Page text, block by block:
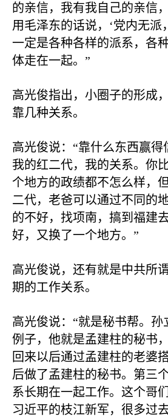
的亲信，我有我自己的亲信
用毛泽东的话说，‘党内无派
一定是各种各样的派系，各
体走在一起。”
高光俊指出，小圈子的形成
靠几种关系。
高光俊说：“靠什么东西赢得
我的红二代，我的关系。你
个地方的政绩都不怎么样，
二代，老爸可以通过不同的
的不好，找项南，搞到福建
好，又换了一个地方。”
高光俊说，还有就是中共所
期的工作关系。
高光俊说：“就是秘书帮。孙
例子，他就是孟建柱的秘书
回来以后通过孟建柱的老婆
后做了孟建柱的秘书。第三
系长期在一起工作。这个哥
习近平的枝江新军，很多过